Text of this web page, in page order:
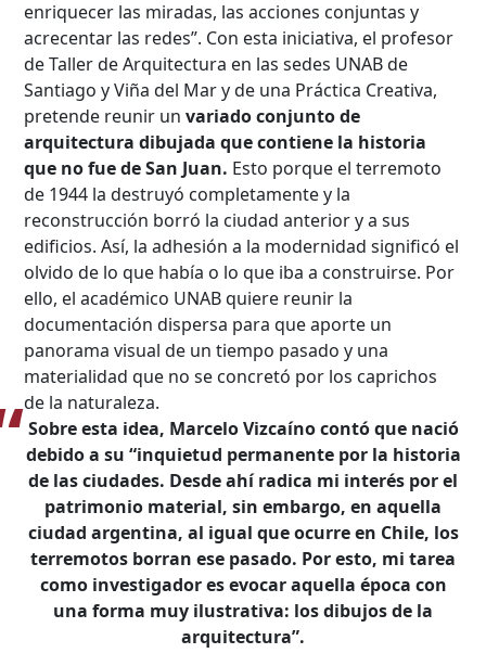
enriquecer las miradas, las acciones conjuntas y
acrecentar las redes”. Con esta iniciativa, el profesor
de Taller de Arquitectura en las sedes UNAB de
Santiago y Viña del Mar y de una Práctica Creativa,
pretende reunir unvariado conjunto de
arquitectura dibujada que contiene la historia
que no fue de San Juan. Esto porque el terremoto
de 1944 la destruyó completamente y la
reconstrucción borró la ciudad anterior y a sus
edificios. Así, la adhesión a la modernidad significó el
olvido de lo que había o lo que iba a construirse. Por
ello, el académico UNAB quiere reunir la
documentación dispersa para que aporte un
panorama visual de un tiempo pasado y una
materialidad que no se concretó por los caprichos
de la naturaleza.
Sobre esta idea, Marcelo Vizcaíno contó que nació
debido a su “inquietud permanente por la historia
de las ciudades. Desde ahí radica mi interés por el
patrimonio material, sin embargo, en aquella
ciudad argentina, al igual que ocurre en Chile, los
terremotos borran ese pasado. Por esto, mi tarea
como investigador es evocar aquella época con
una forma muy ilustrativa: los dibujos de la
arquitectura”.
Búsqueda Avanzada
Carrera
Palabra clave
Desde...